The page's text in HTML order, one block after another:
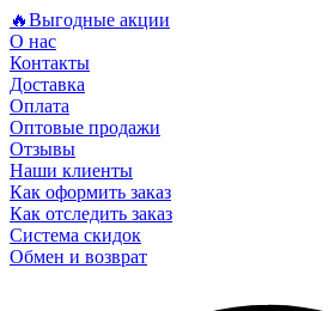
🔥Выгодные акции
О нас
Контакты
Доставка
Оплата
Оптовые продажи
Отзывы
Наши клиенты
Как оформить заказ
Как отследить заказ
Система скидок
Обмен и возврат